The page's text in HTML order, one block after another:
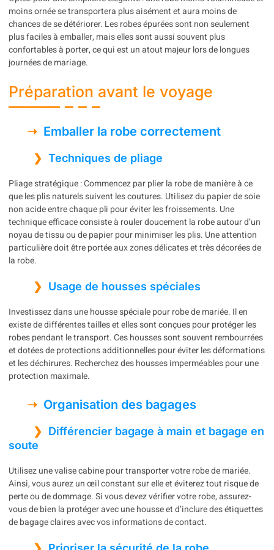
moins ornée se transportera plus aisément et aura moins de
chances de se détériorer. Les robes épurées sont non seulement
plus faciles à emballer, mais elles sont aussi souvent plus
confortables à porter, ce qui est un atout majeur lors de longues
journées de mariage.
Préparation avant le voyage
Emballer la robe correctement
Techniques de pliage
Pliage stratégique : Commencez par plier la robe de manière à ce
que les plis naturels suivent les coutures. Utilisez du papier de soie
non acide entre chaque pli pour éviter les froissements. Une
technique efficace consiste à rouler doucement la robe autour d’un
noyau de tissu ou de papier pour minimiser les plis. Une attention
particulière doit être portée aux zones délicates et très décorées de
la robe.
Usage de housses spéciales
Investissez dans une housse spéciale pour robe de mariée. Il en
existe de différentes tailles et elles sont conçues pour protéger les
robes pendant le transport. Ces housses sont souvent rembourrées
et dotées de protections additionnelles pour éviter les déformations
et les déchirures. Recherchez des housses imperméables pour une
protection maximale.
Organisation des bagages
Différencier bagage à main et bagage en
soute
Utilisez une valise cabine pour transporter votre robe de mariée.
Ainsi, vous aurez un œil constant sur elle et éviterez tout risque de
perte ou de dommage. Si vous devez vérifier votre robe, assurez-
vous de bien la protéger avec une housse et d’inclure des étiquettes
de bagage claires avec vos informations de contact.